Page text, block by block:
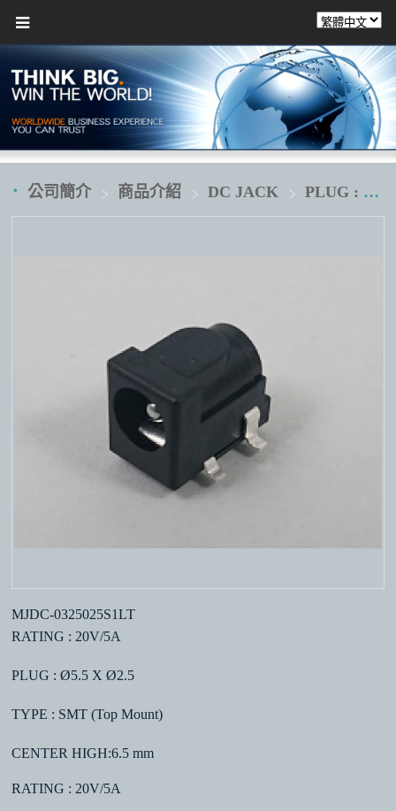
公司簡介 商品介紹 DC JACK PLUG : Ø5.5XØ2.5
MJDC-0325025S1LT
RATING : 20V/5A
PLUG : Ø5.5 X Ø2.5
TYPE : SMT (Top Mount)
CENTER HIGH:6.5 mm
RATING : 20V/5A